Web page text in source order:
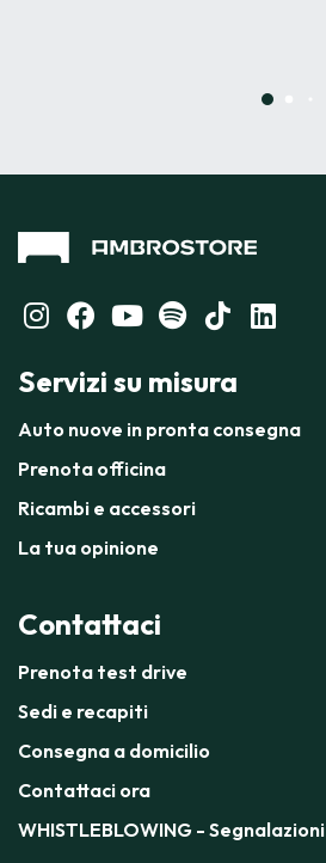
Servizi su misura
Auto nuove in pronta consegna
Prenota officina
Ricambi e accessori
La tua opinione
Contattaci
Prenota test drive
Sedi e recapiti
Consegna a domicilio
Contattaci ora
WHISTLEBLOWING - Segnalazioni